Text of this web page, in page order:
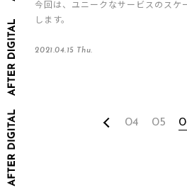
今回は、ユニークなサービスのスケ
します。
2021.04.15 Thu.
04 05